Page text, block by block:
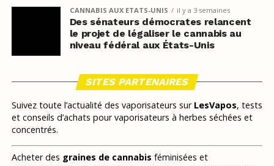
CANNABIS AUX ETATS-UNIS il y a 3 semaines
Des sénateurs démocrates relancent
le projet de légaliser le cannabis au
niveau fédéral aux États-Unis
SITES PARTENAIRES
Suivez toute l’actualité des vaporisateurs sur LesVapos, tests
et conseils d’achats pour vaporisateurs à herbes séchées et
concentrés.
Acheter des graines de cannabis féminisées et